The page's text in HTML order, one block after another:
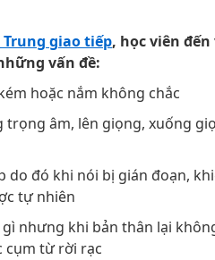
giao tiếp, học viên
vấn đề:
hoặc nắm không chắc
trọng âm, lên giọng, xuống
do đó khi nói bị gián đoạn,
tự nhiên
nhưng khi bản thân lại
cụm từ rời rạc